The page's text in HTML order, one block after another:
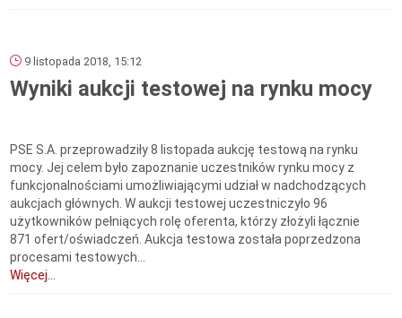
9 listopada 2018, 15:12
Wyniki aukcji testowej na rynku mocy
PSE S.A. przeprowadziły 8 listopada aukcję testową na rynku
mocy. Jej celem było zapoznanie uczestników rynku mocy z
funkcjonalnościami umożliwiającymi udział w nadchodzących
aukcjach głównych. W aukcji testowej uczestniczyło 96
użytkowników pełniących rolę oferenta, którzy złożyli łącznie
871 ofert/oświadczeń. Aukcja testowa została poprzedzona
procesami testowych...
Więcej...